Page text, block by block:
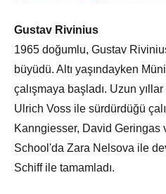
Gustav Rivinius
1965 doğumlu, Gustav
büyüdü. Altı yaşındayken
çalışmaya başladı. Uzun
Ulrich Voss ile sürdürdüğü
Kanngiesser, David Geringas
School'da Zara Nelsova ile
Schiff ile tamamladı.